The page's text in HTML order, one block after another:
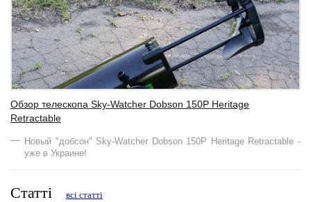
Обзор телескопа Sky-Watcher Dobson 150Р Heritage
Retractable
Новый "добсон" Sky-Watcher Dobson 150Р Heritage Retractable -
уже в Украине!
Статті всі статті